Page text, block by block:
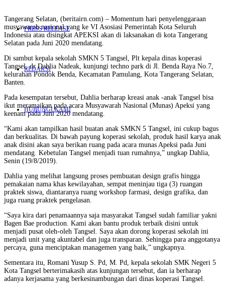
PRESS RELEASE
REDAKSI
HUBUNGI KAMI
Tangerang Selatan, (beritairn.com) – Momentum hari penyelenggaraan
musyawarah nasional yang ke VI Asosiasi Pemerintah Kota Seluruh
Indonesia atau disingkat APEKSI akan di laksanakan di kota Tangerang
Selatan pada Juni 2020 mendatang.
Di sambut kepala sekolah SMKN 5 Tangsel, Plt kepala dinas koperasi
Tangsel, dr Dahlia Nadeak, kunjungi techno park di Jl. Benda Raya No.7,
kelurahan Pondok Benda, Kecamatan Pamulang, Kota Tangerang Selatan,
Banten.
Pada kesempatan tersebut, Dahlia berharap kreasi anak -anak Tangsel bisa
ikut meramaikan pada acara Musyawarah Nasional (Munas) Apeksi yang
keenam pada Juni 2020 mendatang.
“Kami akan tampilkan hasil buatan anak SMKN 5 Tangsel, ini cukup bagus
dan berkualitas. Di bawah payung koperasi sekolah, produk hasil karya anak
anak disini akan saya berikan ruang pada acara munas Apeksi pada Juni
mendatang. Kebetulan Tangsel menjadi tuan rumahnya,” ungkap Dahlia,
Senin (19/8/2019).
Dahlia yang melihat langsung proses pembuatan design grafis hingga
pemakaian nama khas kewilayahan, sempat meninjau tiga (3) ruangan
praktek siswa, diantaranya ruang workshop farmasi, design grafika, dan
juga ruang praktek pengelasan.
“Saya kira dari penamaannya saja masyarakat Tangsel sudah familiar yakni
Bagen Bae production. Kami akan bantu produk terbaik disini untuk
menjadi pusat oleh-oleh Tangsel. Saya akan dorong koperasi sekolah ini
menjadi unit yang akuntabel dan juga transparan. Sehingga para anggotanya
percaya, guna menciptakan managemen yang baik,” ungkapnya.
Sementara itu, Romani Yusup S. Pd, M. Pd, kepala sekolah SMK Negeri 5
Kota Tangsel berterimakasih atas kunjungan tersebut, dan ia berharap
adanya kerjasama yang berkesinambungan dari dinas koperasi Tangsel.